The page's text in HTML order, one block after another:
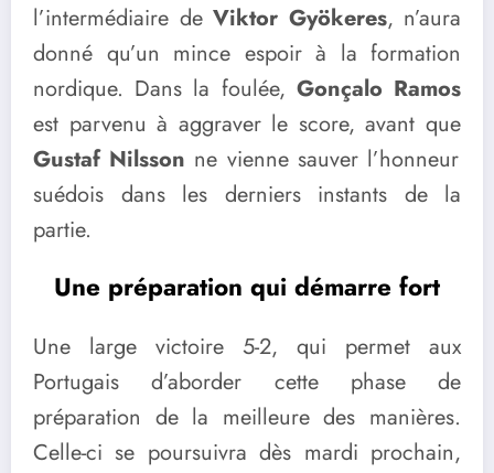
l’intermédiaire de Viktor Gyökeres, n’aura
donné qu’un mince espoir à la formation
nordique. Dans la foulée, Gonçalo Ramos
est parvenu à aggraver le score, avant que
Gustaf Nilsson ne vienne sauver l’honneur
suédois dans les derniers instants de la
partie.
Une préparation qui démarre fort
Une large victoire 5-2, qui permet aux
Portugais d’aborder cette phase de
préparation de la meilleure des manières.
Celle-ci se poursuivra dès mardi prochain,